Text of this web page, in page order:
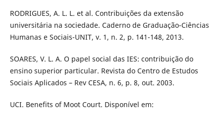
RODRIGUES, A. L. L. et al. Contribuições da extensão
universitária na sociedade. Caderno de Graduação-Ciências
Humanas e Sociais-UNIT, v. 1, n. 2, p. 141-148, 2013.
SOARES, V. L. A. O papel social das IES: contribuição do
ensino superior particular. Revista do Centro de Estudos
Sociais Aplicados – Rev CESA, n. 6, p. 8, out. 2003.
UCI. Benefits of Moot Court. Disponível em: